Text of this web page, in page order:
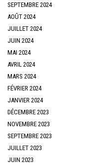
SEPTEMBRE 2024
AOÛT 2024
JUILLET 2024
JUIN 2024
MAI 2024
AVRIL 2024
MARS 2024
FÉVRIER 2024
JANVIER 2024
DÉCEMBRE 2023
NOVEMBRE 2023
SEPTEMBRE 2023
JUILLET 2023
JUIN 2023